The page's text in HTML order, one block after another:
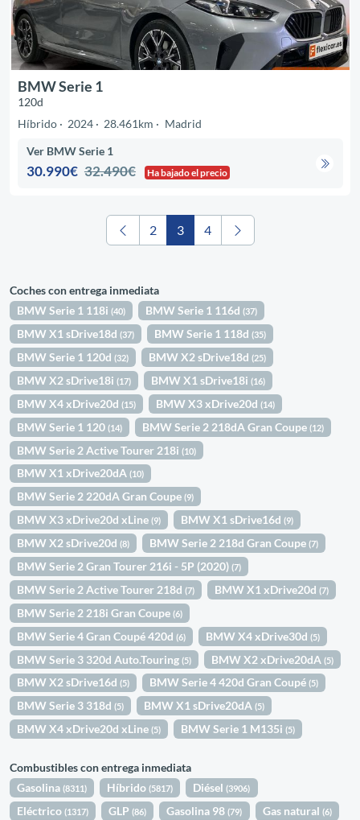
BMW Serie 1
120d
Híbrido
2024 28.461km Madrid
Ver BMW Serie 1
30.990€ 32.490€ Ha bajado el precio
2 3 4
Coches con entrega inmediata
BMW Serie 1 118i(40) BMW Serie 1 116d(37)
BMW X1 sDrive18d(37) BMW Serie 1 118d(35)
BMW Serie 1 120d(32) BMW X2 sDrive18d(25)
BMW X2 sDrive18i(17) BMW X1 sDrive18i(16)
BMW X4 xDrive20d(15) BMW X3 xDrive20d(14)
BMW Serie 1 120(14) BMW Serie 2 218dA Gran Coupe(12)
BMW Serie 2 Active Tourer 218i(10)
BMW X1 xDrive20dA(10)
BMW Serie 2 220dA Gran Coupe(9)
BMW X3 xDrive20d xLine(9) BMW X1 sDrive16d(9)
BMW X2 sDrive20d(8) BMW Serie 2 218d Gran Coupe(7)
BMW Serie 2 Gran Tourer 216i - 5P (2020)(7)
BMW Serie 2 Active Tourer 218d(7) BMW X1 xDrive20d(7)
BMW Serie 2 218i Gran Coupe(6)
BMW Serie 4 Gran Coupé 420d(6) BMW X4 xDrive30d(5)
BMW Serie 3 320d Auto.Touring(5) BMW X2 xDrive20dA(5)
BMW X2 sDrive16d(5) BMW Serie 4 420d Gran Coupé(5)
BMW Serie 3 318d(5) BMW X1 sDrive20dA(5)
BMW X4 xDrive20d xLine(5) BMW Serie 1 M135i(5)
Combustibles con entrega inmediata
Gasolina(8311) Híbrido(5817) Diésel(3906)
Eléctrico(1317) GLP(86) Gasolina 98(79) Gas natural (6)